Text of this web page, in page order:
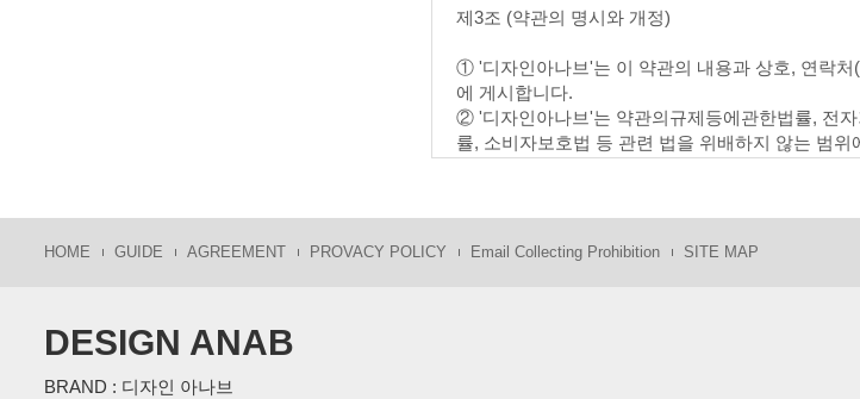
제3조 (약관의 명시와 개정)
① '디자인아나브'는 이 약관의 내용과 상호, 연락
에 게시합니다.
② '디자인아나브'는 약관의규제등에관한법률, 전
률, 소비자보호법 등 관련 법을 위배하지 않는 범
④ '디자인아나브'가 약관을 개정할 경우에는 그 개
에 대해서는 개정전의 약관조항이 그대로 적용됩
3항에 의한 개정약관의 공지기간내에 '디자인아
HOME GUIDE AGREEMENT PROVACY POLICY Email Collecting Prohibition SITE MAP
DESIGN ANAB
BRAND : 디자인 아나브